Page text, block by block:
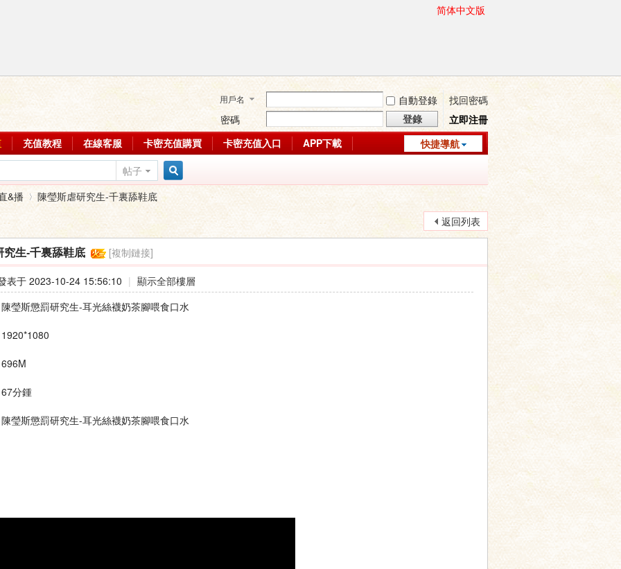
简体中文版
用戶名 自動登錄
找回密碼
密碼
登錄
立即注冊
快捷導航
充值教程 在線客服 卡密充值購買 卡密充值入口
APP下載
帖子
&播
›
陳瑩斯虐研究生-千裏舔鞋底
返回列表
究生-千裏舔鞋底 [複制鏈接]
表于 2023-10-24 15:56:10 | 顯示全部樓層
瑩斯懲罰研究生-耳光絲襪奶茶腳喂食口水
分鍾
瑩斯懲罰研究生-耳光絲襪奶茶腳喂食口水